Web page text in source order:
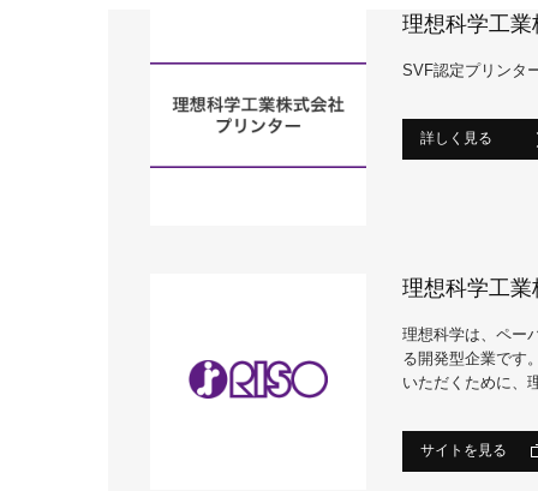
理想科学工
SVF認定プリンタ
詳しく見る
理想科学工業
理想科学は、ペー
る開発型企業です
いただくために、
サイトを見る